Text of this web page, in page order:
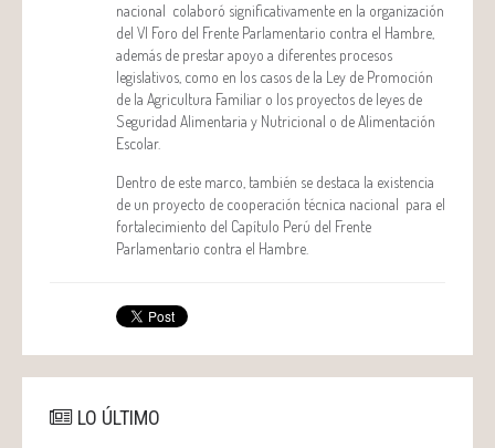
nacional colaboró significativamente en la organización
del VI Foro del Frente Parlamentario contra el Hambre,
además de prestar apoyo a diferentes procesos
legislativos, como en los casos de la Ley de Promoción
de la Agricultura Familiar o los proyectos de leyes de
Seguridad Alimentaria y Nutricional o de Alimentación
Escolar.
Dentro de este marco, también se destaca la existencia
de un proyecto de cooperación técnica nacional para el
fortalecimiento del Capítulo Perú del Frente
Parlamentario contra el Hambre.
LO ÚLTIMO